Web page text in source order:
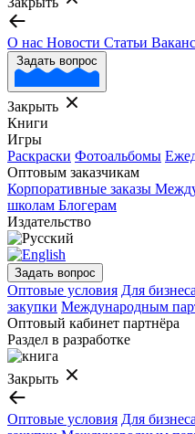
О нас Новости Статьи
Задать вопрос
Закрыть
Книги
Игры
Раскраски Фотоальбомы
Оптовым заказчикам
Корпоративные заказы
школам Блогерам
Издательство
Задать вопрос
Оптовые условия Для бизнеса
закупки Международным
Оптовый кабинет партнёра
Раздел в разработке
Закрыть
Оптовые условия Для бизнеса